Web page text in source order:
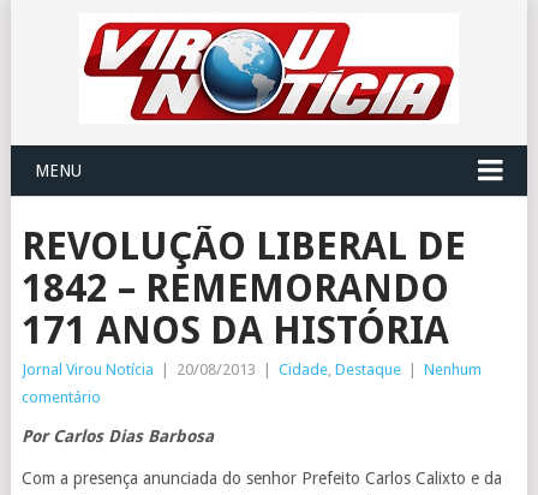
MENU
REVOLUÇÃO LIBERAL DE
1842 – REMEMORANDO
171 ANOS DA HISTÓRIA
Jornal Virou Notícia 20/08/2013 Cidade, Destaque
Nenhum
comentário
Por Carlos Dias Barbosa
Com a presença anunciada do senhor Prefeito Carlos Calixto e da